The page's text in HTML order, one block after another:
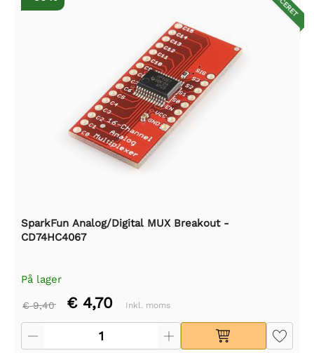
SparkFun Analog/Digital MUX Breakout -
CD74HC4067
På lager
€ 9,40 € 4,70 Inkl. moms